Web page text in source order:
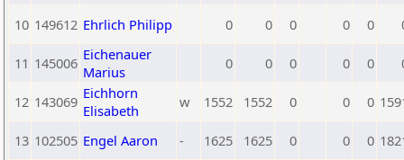
10 149612 Ehrlich Philipp 0 0 0 0 0
11 145006 Eichenauer
Marius
0 0 0 0 0
12 143069 Eichhorn
Elisabeth
w 1552 1552 0 0 0
13 102505 Engel Aaron - 1625 1625 0 0 0